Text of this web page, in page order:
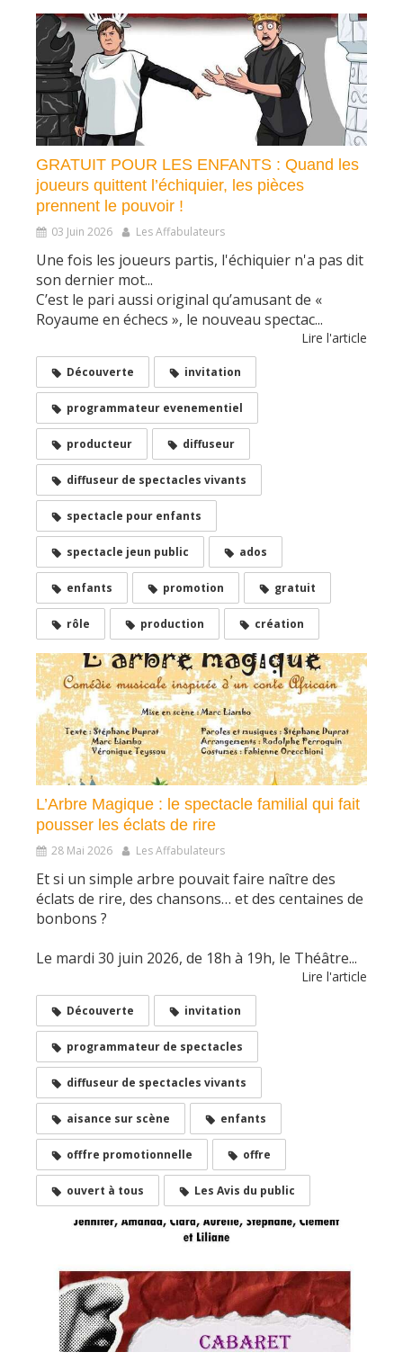
GRATUIT POUR LES ENFANTS : Quand les
joueurs quittent l’échiquier, les pièces
prennent le pouvoir !
03 Juin 2026 Les Affabulateurs
Une fois les joueurs partis, l'échiquier n'a pas dit
son dernier mot...
C’est le pari aussi original qu’amusant de «
Royaume en échecs », le nouveau spectac...
Lire l'article
Découverte invitation
programmateur evenementiel
producteur diffuseur
diffuseur de spectacles vivants
spectacle pour enfants
spectacle jeun public ados
enfants promotion gratuit
rôle production création
L’Arbre Magique : le spectacle familial qui fait
pousser les éclats de rire
28 Mai 2026 Les Affabulateurs
Et si un simple arbre pouvait faire naître des
éclats de rire, des chansons… et des centaines de
bonbons ?
Le mardi 30 juin 2026, de 18h à 19h, le Théâtre...
Lire l'article
Découverte invitation
programmateur de spectacles
diffuseur de spectacles vivants
aisance sur scène enfants
offfre promotionnelle offre
ouvert à tous Les Avis du public